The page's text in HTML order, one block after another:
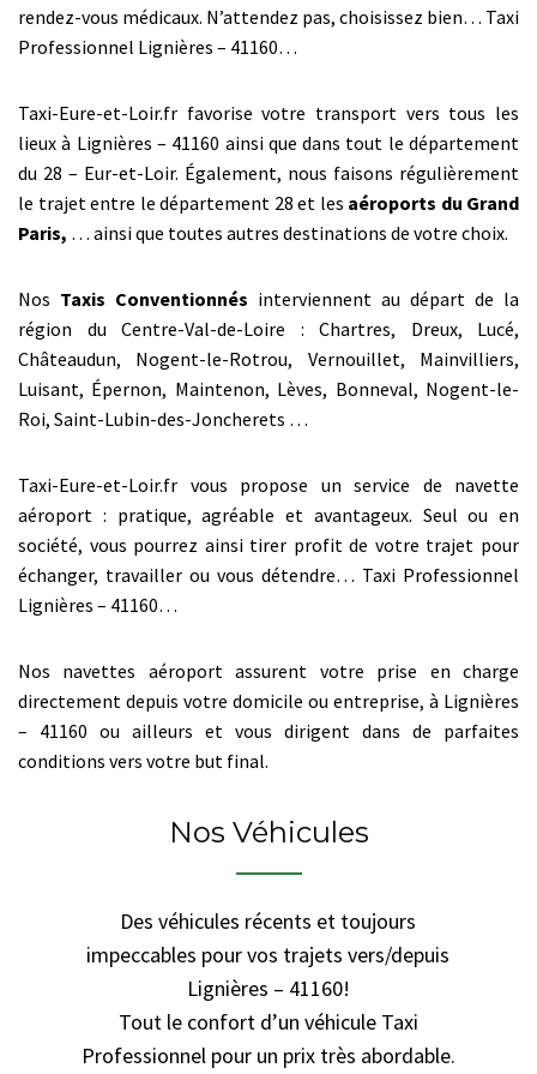
rendez-vous médicaux. N’attendez pas, choisissez bien… Taxi
Professionnel Lignières – 41160…
Taxi-Eure-et-Loir.fr favorise votre transport vers tous les
lieux à Lignières – 41160 ainsi que dans tout le département
du 28 – Eur-et-Loir. Également, nous faisons régulièrement
le trajet entre le département 28 et les aéroports du Grand
Paris, … ainsi que toutes autres destinations de votre choix.
Nos Taxis Conventionnés interviennent au départ de la
région du Centre-Val-de-Loire : Chartres, Dreux, Lucé,
Châteaudun, Nogent-le-Rotrou, Vernouillet, Mainvilliers,
Luisant, Épernon, Maintenon, Lèves, Bonneval, Nogent-le-
Roi, Saint-Lubin-des-Joncherets …
Taxi-Eure-et-Loir.fr vous propose un service de navette
aéroport : pratique, agréable et avantageux. Seul ou en
société, vous pourrez ainsi tirer profit de votre trajet pour
échanger, travailler ou vous détendre… Taxi Professionnel
Lignières – 41160…
Nos navettes aéroport assurent votre prise en charge
directement depuis votre domicile ou entreprise, à Lignières
– 41160 ou ailleurs et vous dirigent dans de parfaites
conditions vers votre but final.
Nos Véhicules
Des véhicules récents et toujours
impeccables pour vos trajets vers/depuis
Lignières – 41160!
Tout le confort d’un véhicule Taxi
Professionnel pour un prix très abordable.